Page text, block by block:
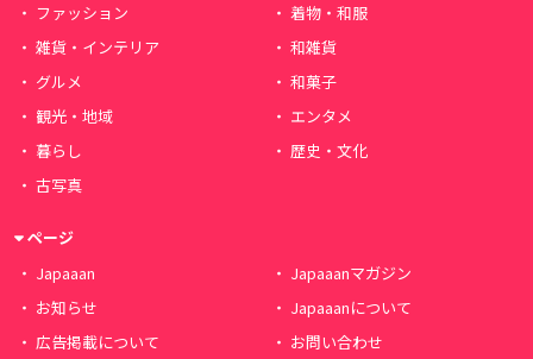
ファッション
着物・和服
雑貨・インテリア
和雑貨
グルメ
和菓子
観光・地域
エンタメ
暮らし
歴史・文化
古写真
ページ
Japaaan
Japaaanマガジン
お知らせ
Japaaanについて
広告掲載について
お問い合わせ